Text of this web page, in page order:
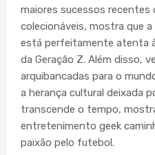
maiores sucessos recentes
colecionáveis, mostra que
está perfeitamente atenta
da Geração Z. Além disso,
arquibancadas para o
a herança cultural deixada
transcende o tempo,
entretenimento geek
paixão pelo futebol.